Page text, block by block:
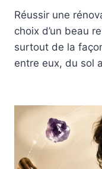
Réussir une
choix d’un beau
surtout de la
entre eux, du sol